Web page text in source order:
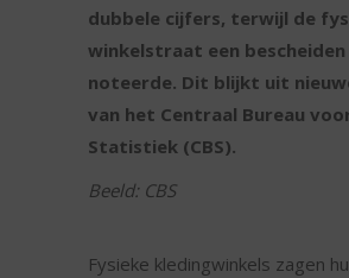
dubbele cijfers, terwijl de
winkelstraat een bescheiden
noteerde. Dit blijkt uit
van het Centraal Bureau
Statistiek (CBS).
Beeld: CBS
Fysieke kledingwinkels zagen